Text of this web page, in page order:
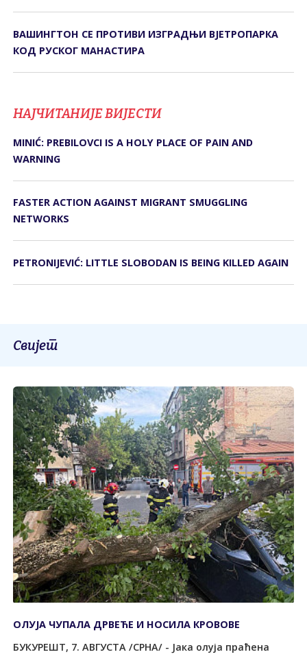
ВАШИНГТОН СЕ ПРОТИВИ ИЗГРАДЊИ ВЈЕТРОПАРКА
КОД РУСКОГ МАНАСТИРА
НАЈЧИТАНИЈЕ ВИЈЕСТИ
MINIĆ: PREBILOVCI IS A HOLY PLACE OF PAIN AND
WARNING
FASTER ACTION AGAINST MIGRANT SMUGGLING
NETWORKS
PETRONIJEVIĆ: LITTLE SLOBODAN IS BEING KILLED AGAIN
Свијет
ОЛУЈА ЧУПАЛА ДРВЕЋЕ И НОСИЛА КРОВОВЕ
БУКУРЕШT, 7. АВГУСТА /СРНА/ - Јака олуја праћена